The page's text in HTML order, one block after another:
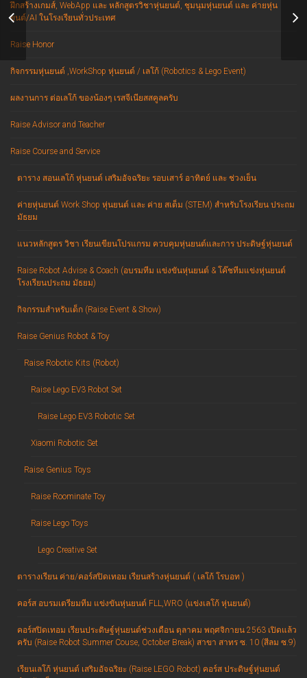
ฝึกทักษะคิดวิเคราะห์ ได้อย่างไร เ
ฝึกสร้างเกมส์, WebApp และ หลักสูตรวิชาหุ่นยนต์, ชุมนุมหุ่นยนต์ และ ค่ายหุ่น
ยนต์/AI ในโรงเรียนทั่วประเทศ
Raise Honor
กิจกรรมหุ่นยนต์ ,WorkShop หุ่นยนต์ / เลโก้ (Robotics & Lego Event)
ผลงานการ ต่อเลโก้ ของน้องๆ เรสจีเนียสสคูลครับ
Raise Advisor and Teacher
Raise Course and Service
ตาราง สอนเลโก้ หุ่นยนต์ เสริมอัจฉริยะ รอบเสาร์ อาทิตย์ และ ช่วงเย็น
ค่ายหุ่นยนต์ Work Shop หุ่นยนต์ และ ค่าย สเต็ม (STEM) สำหรับโรงเรียน ประถม
มัธยม
แนวหลักสูตร วิชา เรียนเขียนโปรแกรม ควบคุมหุ่นยนต์และการ ประดิษฐ์หุ่นยนต์
Raise Robot Advise & Coach (อบรมทีม แข่งขันหุ่นยนต์ & โค๊ชทีมแข่งหุ่นยนต์
โรงเรียนประถม มัธยม)
กิจกรรมสำหรับเด็ก (Raise Event & Show)
Raise Genius Robot & Toy
Raise Robotic Kits (Robot)
Raise Lego EV3 Robot Set
Raise Lego EV3 Robotic Set
Xiaomi Robotic Set
Raise Genius Toys
Raise Roominate Toy
Raise Lego Toys
Lego Creative Set
ตารางเรียน ค่าย/คอร์สปิดเทอม เรียนสร้างหุ่นยนต์ ( เลโก้ โรบอท )
คอร์ส อบรมเตรียมทีม แข่งขันหุ่นยนต์ FLL,WRO (แข่งเลโก้ หุ่นยนต์)
คอร์สปิดเทอม เรียนประดิษฐ์หุ่นยนต์ช่วงเดือน ตุลาคม พฤศจิกายน 2563 เปิดแล้ว
ครับ (Raise Robot Summer Couse, October Break) สาขา สาทร ซ. 10 (สีลม ซ.9)
เรียนเลโก้ หุ่นยนต์ เสริมอัจฉริยะ (Raise LEGO Robot) คอร์ส ประดิษฐ์หุ่นยนต์